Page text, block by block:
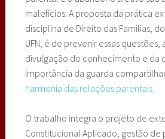
malefícios. A proposta da prática
disciplina de Direito das Famílias,
UFN, é de prevenir essas questões,
divulgação do conhecimento e da
importância da guarda
harmonia das relações parentais.
O trabalho integra o projeto de
Constitucional Aplicado, gestão de